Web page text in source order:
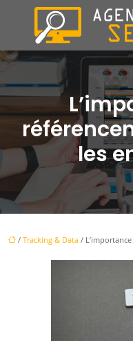
les
/ Tracking & Data /